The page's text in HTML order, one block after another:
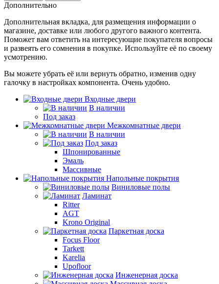
Дополнительно
Дополнительная вкладка, для размещения информации о
магазине, доставке или любого другого важного контента.
Поможет вам ответить на интересующие покупателя вопросы
и развеять его сомнения в покупке. Используйте её по своему
усмотрению.
Вы можете убрать её или вернуть обратно, изменив одну
галочку в настройках компонента. Очень удобно.
Входные двери
В наличии
Под заказ
Межкомнатные двери
В наличии
Под заказ
Шпонированные
Эмаль
Массивные
Напольные покрытия
Виниловые полы
Ламинат
Ritter
AGT
Krono Original
Паркетная доска
Focus Floor
Tarkett
Karelia
Upofloor
Инженерная доска